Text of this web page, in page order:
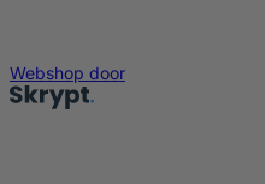
Webshop door